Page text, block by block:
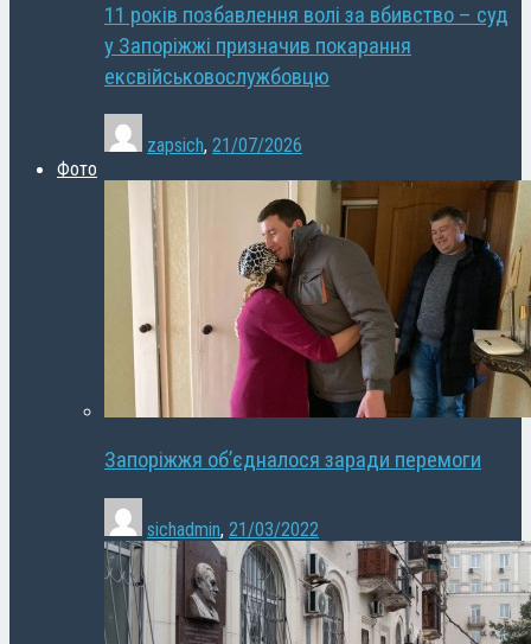
11 років позбавлення волі за вбивство – суд
у Запоріжжі призначив покарання
ексвійськовослужбовцю
zapsich, 21/07/2026
Фото
Запоріжжя об’єдналося заради перемоги
sichadmin, 21/03/2022